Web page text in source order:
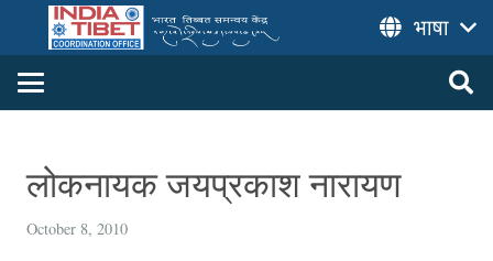
भाषा
लोकनायक जयप्रकाश नारायण
October 8, 2010